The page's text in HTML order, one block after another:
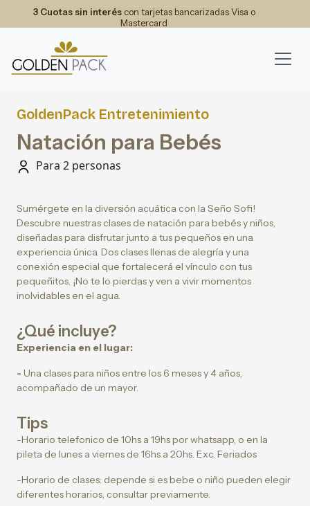
3 Cuotas sin interéscon tarjetas bancarizadas Visa o
Mastercard
GoldenPack Entretenimiento
Natación para Bebés
Para 2 personas
Sumérgete en la diversión acuática con la Seño Sofi!
Descubre nuestras clases de natación para bebés y niños,
diseñadas para disfrutar junto a tus pequeños en una
experiencia única. Dos clases llenas de alegría y una
conexión especial que fortalecerá el vínculo con tus
pequeñitos. ¡No te lo pierdas y ven a vivir momentos
inolvidables en el agua.
¿Qué incluye?
Experiencia en el lugar:
- Una clases para niños entre los 6 meses y 4 años,
acompañado de un mayor.
Tips
-Horario telefonico de 10hs a 19hs por whatsapp, o en la
pileta de lunes a viernes de 16hs a 20hs. Exc. Feriados
-Horario de clases: depende si es bebe o niño pueden elegir
diferentes horarios, consultar previamente.